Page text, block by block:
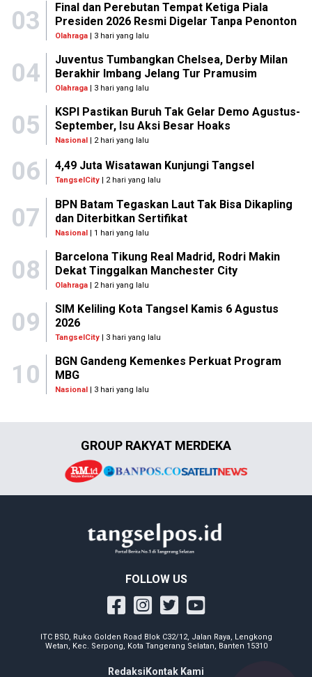
03
Final dan Perebutan Tempat Ketiga Piala
Presiden 2026 Resmi Digelar Tanpa Penonton
Olahraga| 3 hari yang lalu
04
Juventus Tumbangkan Chelsea, Derby Milan
Berakhir Imbang Jelang Tur Pramusim
Olahraga| 3 hari yang lalu
05
KSPI Pastikan Buruh Tak Gelar Demo Agustus-
September, Isu Aksi Besar Hoaks
Nasional| 2 hari yang lalu
06 4,49 Juta Wisatawan Kunjungi Tangsel
TangselCity | 2 hari yang lalu
07
BPN Batam Tegaskan Laut Tak Bisa Dikapling
dan Diterbitkan Sertifikat
Nasional| 1 hari yang lalu
08
Barcelona Tikung Real Madrid, Rodri Makin
Dekat Tinggalkan Manchester City
Olahraga| 2 hari yang lalu
09
SIM Keliling Kota Tangsel Kamis 6 Agustus
2026
TangselCity| 3 hari yang lalu
10
BGN Gandeng Kemenkes Perkuat Program
MBG
Nasional| 3 hari yang lalu
GROUP RAKYAT MERDEKA
FOLLOW US
ITC BSD, Ruko Golden Road Blok C32/12, Jalan Raya, Lengkong
Wetan, Kec. Serpong, Kota Tangerang Selatan, Banten 15310
Redaksi Kontak Kami